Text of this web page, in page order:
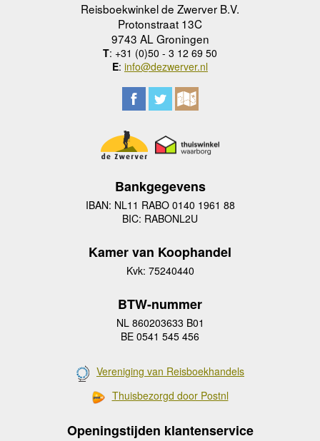
Reisboekwinkel de Zwerver B.V.
Protonstraat 13C
9743 AL Groningen
T: +31 (0)50 - 3 12 69 50
E: info@dezwerver.nl
Bankgegevens
IBAN: NL11 RABO 0140 1961 88
BIC: RABONL2U
Kamer van Koophandel
Kvk: 75240440
BTW-nummer
NL 860203633 B01
BE 0541 545 456
Vereniging van Reisboekhandels
Thuisbezorgd door Postnl
Openingstijden klantenservice